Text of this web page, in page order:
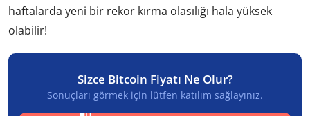
haftalarda yeni bir rekor kırma olasılığı hala yüksek
olabilir!
Sizce Bitcoin Fiyatı Ne Olur?
Sonuçları görmek için lütfen katılım sağlayınız.